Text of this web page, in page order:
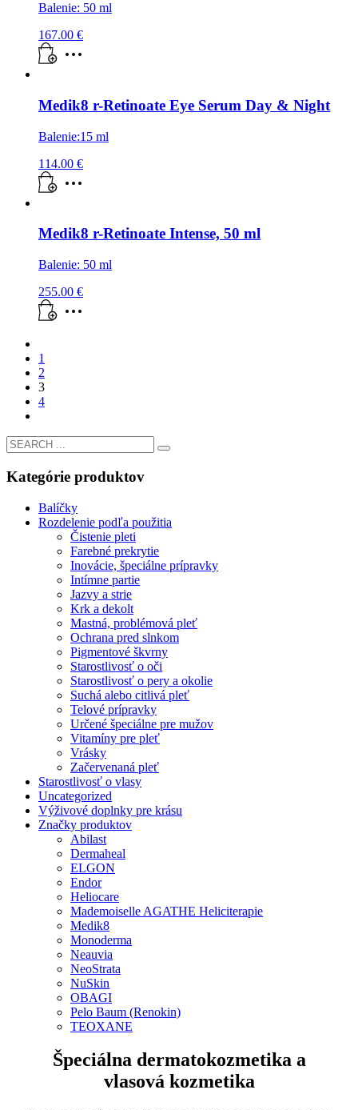
Balenie: 50 ml
167.00 €
Medik8 r-Retinoate Eye Serum Day & Night
Balenie:15 ml
114.00 €
Medik8 r-Retinoate Intense, 50 ml
Balenie: 50 ml
255.00 €
1
2
3
4
Kategórie produktov
Balíčky
Rozdelenie podľa použitia
Čistenie pleti
Farebné prekrytie
Inovácie, špeciálne prípravky
Intímne partie
Jazvy a strie
Krk a dekolt
Mastná, problémová pleť
Ochrana pred slnkom
Pigmentové škvrny
Starostlivosť o oči
Starostlivosť o pery a okolie
Suchá alebo citlivá pleť
Telové prípravky
Určené špeciálne pre mužov
Vitamíny pre pleť
Vrásky
Začervenaná pleť
Starostlivosť o vlasy
Uncategorized
Výživové doplnky pre krásu
Značky produktov
Abilast
Dermaheal
ELGON
Endor
Heliocare
Mademoiselle AGATHE Heliciterapie
Medik8
Monoderma
Neauvia
NeoStrata
NuSkin
OBAGI
Pelo Baum (Renokin)
TEOXANE
Špeciálna dermatokozmetika a
vlasová kozmetika